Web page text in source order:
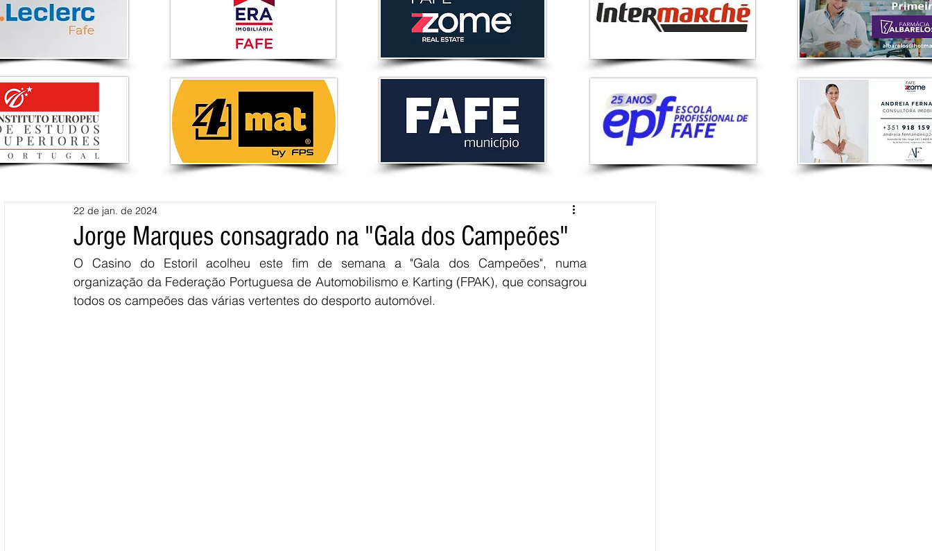
Jorge Marques consagrado na "Gala dos Campeões"
22 de jan. de 2024
O Casino do Estoril acolheu este fim de semana a "Gala dos Campeões", numa
organização da Federação Portuguesa de Automobilismo e Karting (FPAK), que consagrou
todos os campeões das várias vertentes do desporto automóvel.